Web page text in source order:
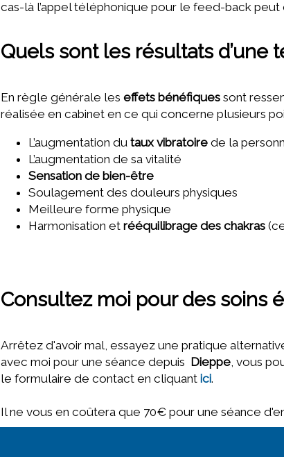
cas-là l’appel téléphonique pour le feed-back
Quels sont les résultats
En règle générale les effets bénéfiques sont
réalisée en cabinet en ce qui concerne plusieurs
L’augmentation du taux vibratoire de la
L’augmentation de sa vitalité
Sensation de bien-être
Soulagement des douleurs physiques
Meilleure forme physique
Harmonisation et rééquilibrage des chakras
Consultez moi pour des soins
Arrêtez d'avoir mal, essayez une pratique
avec moi pour une séance depuis Dieppe, vous
le formulaire de contact en cliquant ici.
Il ne vous en coûtera que 70€ pour une séance